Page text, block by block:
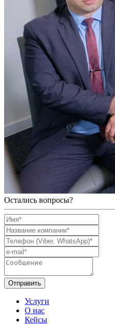
Остались вопросы?
Отправить
Услуги
О нас
Кейсы